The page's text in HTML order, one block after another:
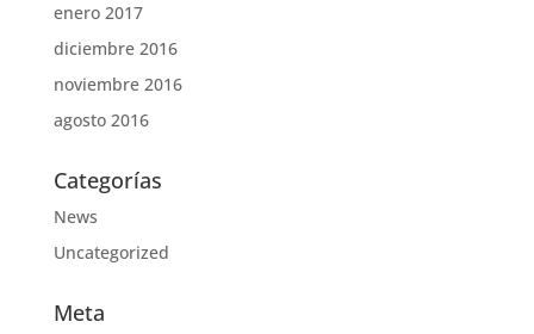
enero 2017
diciembre 2016
noviembre 2016
agosto 2016
Categorías
News
Uncategorized
Meta